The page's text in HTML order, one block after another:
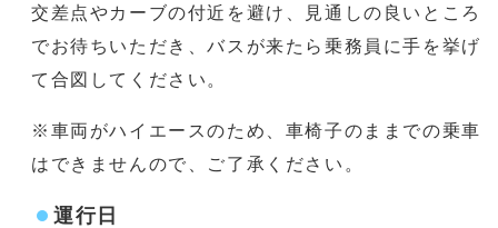
交差点やカーブの付近を避け、見通しの良いところ
でお待ちいただき、バスが来たら乗務員に手を挙げ
て合図してください。
※車両がハイエースのため、車椅子のままでの乗車
はできませんので、ご了承ください。
運行日